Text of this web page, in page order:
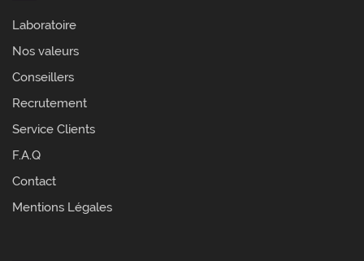
Laboratoire
Nos valeurs
Conseillers
Recrutement
Service Clients
F.A.Q
Contact
Mentions Légales